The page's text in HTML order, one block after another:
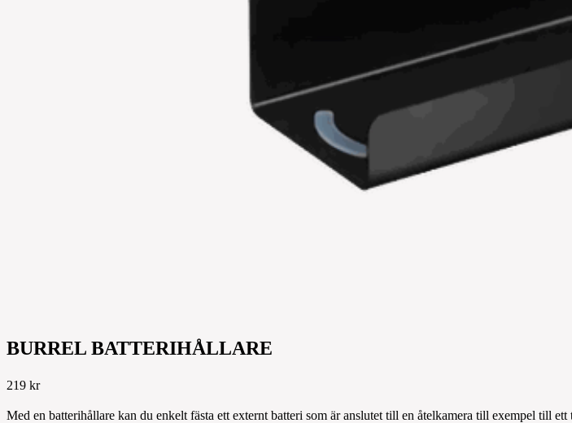
BURREL BATTERIHÅLLARE
219 kr
Med en batterihållare kan du enkelt fästa ett externt batteri som är anslutet till en åtelkamera till exempel till